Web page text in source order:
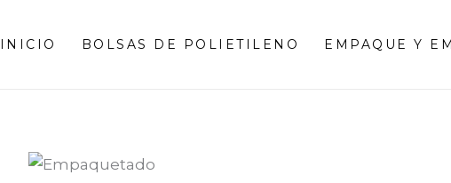
INICIO BOLSAS DE POLIETILENO EMPAQUE Y